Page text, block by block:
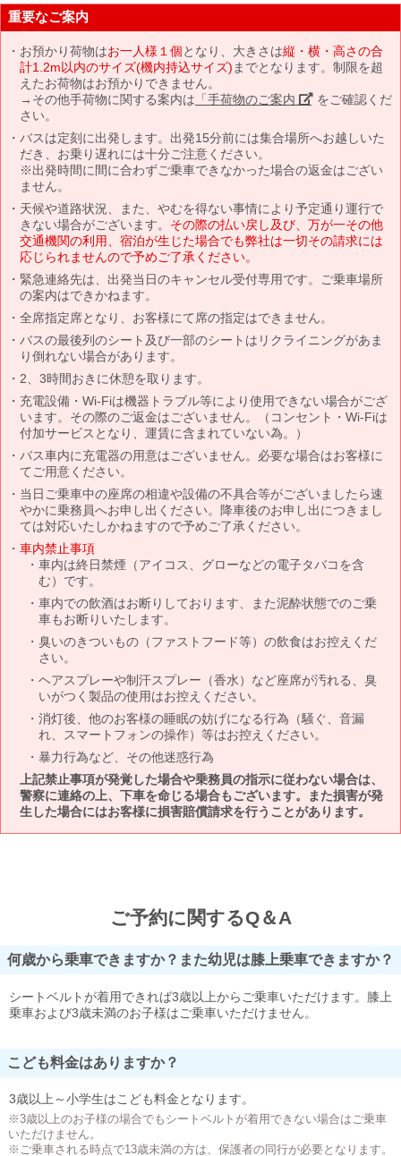
重要なご案内
お預かり荷物はお一人様１個となり、大きさは縦・横・高さの合
計1.2m以内のサイズ(機内持込サイズ) までとなります。制限を超
えたお荷物はお預かりできません。
→その他手荷物に関する案内は 「手荷物のご案内」 をご確認くだ
さい。
バスは定刻に出発します。出発15分前には集合場所へお越しいた
だき、お乗り遅れには十分ご注意ください。
※出発時間に間に合わずご乗車できなかった場合の返金はござい
ません。
天候や道路状況、また、やむを得ない事情により予定通り運行で
きない場合がございます。 その際の払い戻し及び、万が一その他
交通機関の利用、宿泊が生じた場合でも弊社は一切その請求には
応じられませんので予めご了承ください。
緊急連絡先は、出発当日のキャンセル受付専用です。ご乗車場所
の案内はできかねます。
全席指定席となり、お客様にて席の指定はできません。
バスの最後列のシート及び一部のシートはリクライニングがあま
り倒れない場合があります。
2、3時間おきに休憩を取ります。
充電設備・Wi-Fiは機器トラブル等により使用できない場合がござ
います。その際のご返金はございません。（コンセント・Wi-Fiは
付加サービスとなり、運賃に含まれていない為。）
バス車内に充電器の用意はございません。必要な場合はお客様に
てご用意ください。
当日ご乗車中の座席の相違や設備の不具合等がございましたら速
やかに乗務員へお申し出ください。降車後のお申し出につきまし
ては対応いたしかねますので予めご了承ください。
車内禁止事項
車内は終日禁煙（アイコス、グローなどの電子タバコを含
む）です。
車内での飲酒はお断りしております、また泥酔状態でのご乗
車もお断りいたします。
臭いのきついもの（ファストフード等）の飲食はお控えくだ
さい。
ヘアスプレーや制汗スプレー（香水）など座席が汚れる、臭
いがつく製品の使用はお控えください。
消灯後、他のお客様の睡眠の妨げになる行為（騒ぐ、音漏
れ、スマートフォンの操作）等はお控えください。
暴力行為など、その他迷惑行為
上記禁止事項が発覚した場合や乗務員の指示に従わない場合は、
警察に連絡の上、下車を命じる場合もございます。また損害が発
生した場合にはお客様に損害賠償請求を行うことがあります。
ご予約に関するQ＆A
何歳から乗車できますか？また幼児は膝上乗車できますか？
シートベルトが着用できれば3歳以上からご乗車いただけます。膝上
乗車および3歳未満のお子様はご乗車いただけません。
こども料金はありますか？
3歳以上～小学生はこども料金となります。
※3歳以上のお子様の場合でもシートベルトが着用できない場合はご乗車
いただけません。
※ご乗車される時点で13歳未満の方は、保護者の同行が必要となります。